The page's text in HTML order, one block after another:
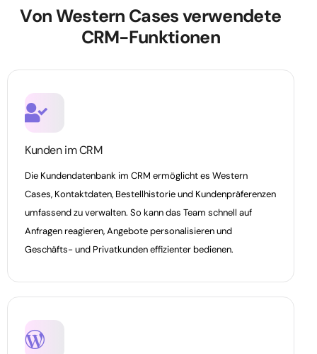
Von Western Cases verwendete
CRM-Funktionen
Kunden im CRM
Die Kundendatenbank im CRM ermöglicht es Western
Cases, Kontaktdaten, Bestellhistorie und Kundenpräferenzen
umfassend zu verwalten. So kann das Team schnell auf
Anfragen reagieren, Angebote personalisieren und
Geschäfts- und Privatkunden effizienter bedienen.